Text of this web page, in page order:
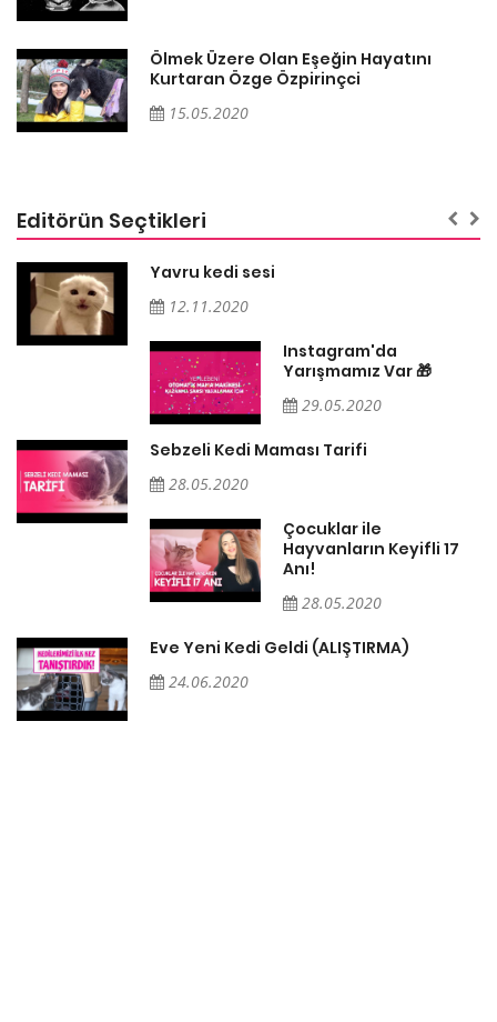
Ölmek Üzere Olan Eşeğin Hayatını
Kurtaran Özge Özpirinçci
15.05.2020
Editörün Seçtikleri
Yavru kedi sesi
12.11.2020
Instagram'da
Yarışmamız Var 🎁
29.05.2020
Sebzeli Kedi Maması Tarifi
28.05.2020
Çocuklar ile
Hayvanların Keyifli 17
Anı!
28.05.2020
Eve Yeni Kedi Geldi (ALIŞTIRMA)
24.06.2020